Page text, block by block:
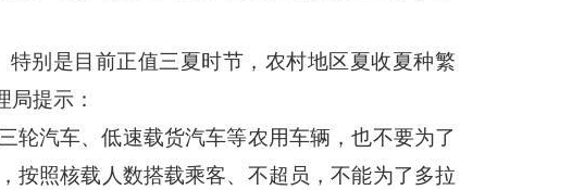
别是目前正值三夏时节，农村地区夏收夏种繁
提示：
轮汽车、低速载货汽车等农用车辆，也不要为了
按照核载人数搭载乘客、不超员，不能为了多拉